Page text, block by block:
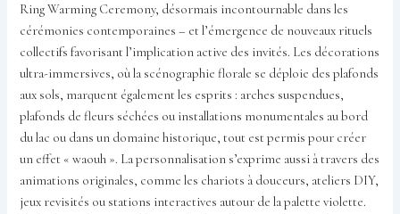
Ring Warming Ceremony, désormais incontournable dans les
cérémonies contemporaines – et l’émergence de nouveaux rituels
collectifs favorisant l’implication active des invités. Les décorations
ultra-immersives, où la scénographie florale se déploie des plafonds
aux sols, marquent également les esprits : arches suspendues,
plafonds de fleurs séchées ou installations monumentales au bord
du lac ou dans un domaine historique, tout est permis pour créer
un effet « waouh ». La personnalisation s’exprime aussi à travers des
animations originales, comme les chariots à douceurs, ateliers DIY,
jeux revisités ou stations interactives autour de la palette violette.